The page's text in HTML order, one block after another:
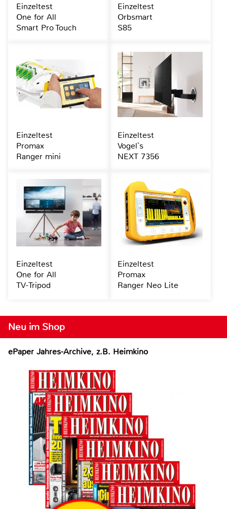
Neu im Shop
ePaper Jahres-Archive, z.B. Heimkino
Einzeltest
One for All
Smart Pro Touch
Einzeltest
Orbsmart
S85
Einzeltest
Promax
Ranger mini
Einzeltest
Vogel`s
NEXT 7356
Einzeltest
One for All
TV-Tripod
Einzeltest
Promax
Ranger Neo Lite